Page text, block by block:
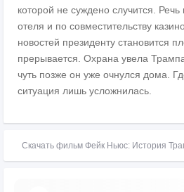
которой не суждено случится.
отеля и по совместительству
новостей президенту становится
прерывается. Охрана увела
чуть позже он уже очнулся дома.
ситуация лишь усложнилась.
Скачать фильм Фейк Ньюс: История